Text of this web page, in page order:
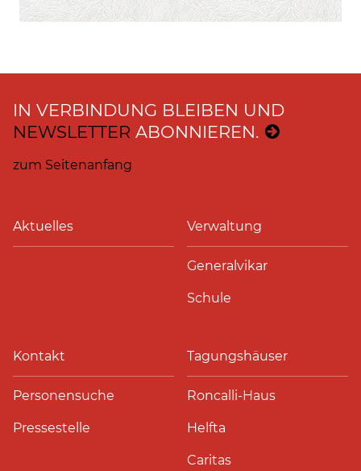
IN VERBINDUNG BLEIBEN UND
NEWSLETTER ABONNIEREN.
zum Seitenanfang
Aktuelles Verwaltung
Generalvikar
Schule
Kontakt
Personensuche
Pressestelle
Tagungshäuser
Roncalli-Haus
Helfta
Caritas